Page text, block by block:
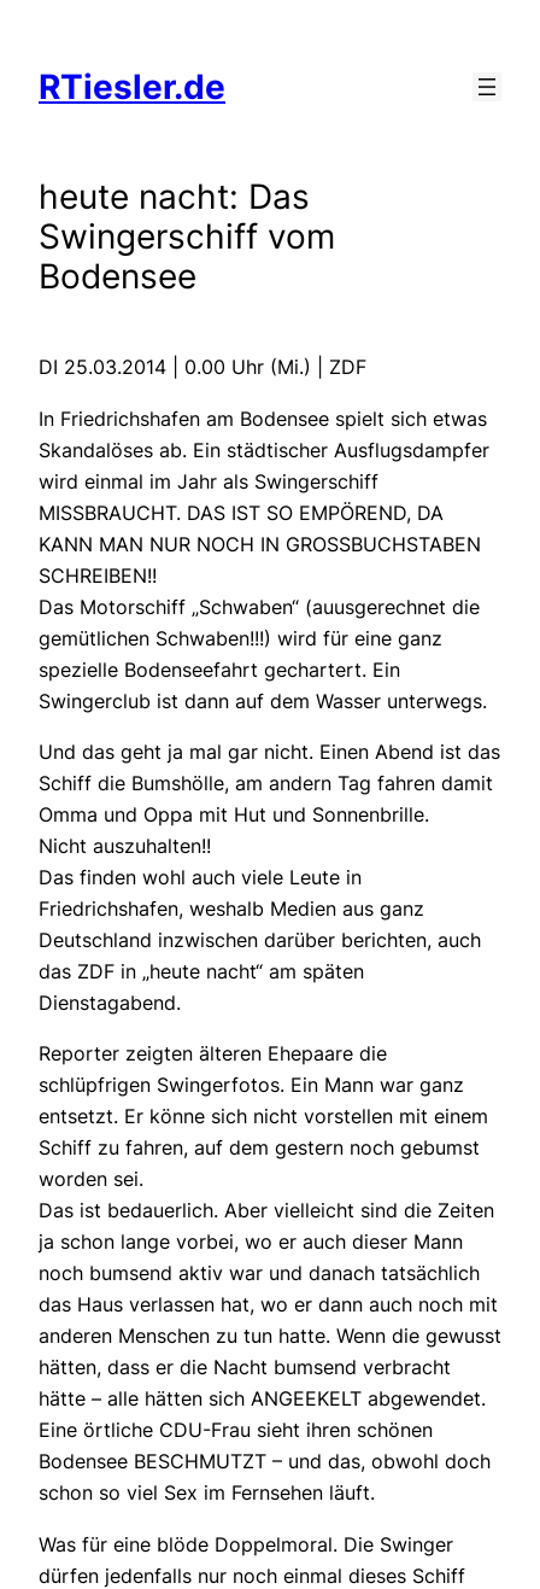
springen
RTiesler.de
heute nacht: Das
Swingerschiff vom
Bodensee
DI 25.03.2014 | 0.00 Uhr (Mi.) | ZDF
In Friedrichshafen am Bodensee spielt sich etwas
Skandalöses ab. Ein städtischer Ausflugsdampfer
wird einmal im Jahr als Swingerschiff
MISSBRAUCHT. DAS IST SO EMPÖREND, DA
KANN MAN NUR NOCH IN GROSSBUCHSTABEN
SCHREIBEN!!
Das Motorschiff „Schwaben“ (auusgerechnet die
gemütlichen Schwaben!!!) wird für eine ganz
spezielle Bodenseefahrt gechartert. Ein
Swingerclub ist dann auf dem Wasser unterwegs.
Und das geht ja mal gar nicht. Einen Abend ist das
Schiff die Bumshölle, am andern Tag fahren damit
Omma und Oppa mit Hut und Sonnenbrille.
Nicht auszuhalten!!
Das finden wohl auch viele Leute in
Friedrichshafen, weshalb Medien aus ganz
Deutschland inzwischen darüber berichten, auch
das ZDF in „heute nacht“ am späten
Dienstagabend.
Reporter zeigten älteren Ehepaare die
schlüpfrigen Swingerfotos. Ein Mann war ganz
entsetzt. Er könne sich nicht vorstellen mit einem
Schiff zu fahren, auf dem gestern noch gebumst
worden sei.
Das ist bedauerlich. Aber vielleicht sind die Zeiten
ja schon lange vorbei, wo er auch dieser Mann
noch bumsend aktiv war und danach tatsächlich
das Haus verlassen hat, wo er dann auch noch mit
anderen Menschen zu tun hatte. Wenn die gewusst
hätten, dass er die Nacht bumsend verbracht
hätte – alle hätten sich ANGEEKELT abgewendet.
Eine örtliche CDU-Frau sieht ihren schönen
Bodensee BESCHMUTZT – und das, obwohl doch
schon so viel Sex im Fernsehen läuft.
Was für eine blöde Doppelmoral. Die Swinger
dürfen jedenfalls nur noch einmal dieses Schiff